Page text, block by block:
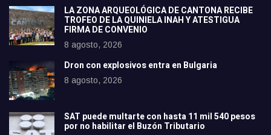
LA ZONA ARQUEOLÓGICA DE CANTONA RECIBE
TROFEO DE LA QUINIELA INAH Y ATESTIGUA
FIRMA DE CONVENIO
8 agosto, 2026
Dron con explosivos entra en Bulgaria
8 agosto, 2026
SAT puede multarte con hasta 11 mil 540 pesos
por no habilitar el Buzón Tributario